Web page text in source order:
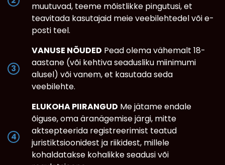
muutuvad, teeme mõistlikke pingutusi, et
teavitada kasutajaid meie veebilehtedel või e-
posti teel.
VANUSE NÕUDED Pead olema vähemalt 18-
aastane (või kehtiva seadusliku miinimumi
alusel) või vanem, et kasutada seda
veebilehte.
ELUKOHA PIIRANGUD Me jätame endale
õiguse, oma äranägemise järgi, mitte
aktsepteerida registreerimist teatud
juristiktsioonidest ja riikidest, millele
kohaldatakse kohalikke seadusi või